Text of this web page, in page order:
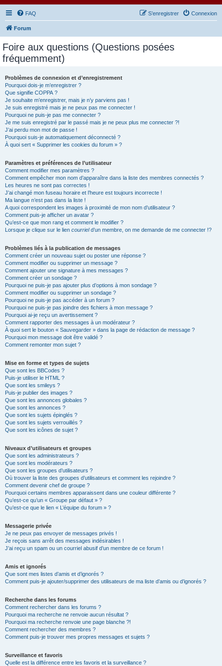
FAQ Connexion
S’enregistrer
Forum
Foire aux questions (Questions posées
fréquemment)
Problèmes de connexion et d’enregistrement
Pourquoi dois-je m’enregistrer ?
Que signifie COPPA ?
Je souhaite m’enregistrer, mais je n’y parviens pas !
Je suis enregistré mais je ne peux pas me connecter !
Pourquoi ne puis-je pas me connecter ?
Je me suis enregistré par le passé mais je ne peux plus me connecter ?!
J’ai perdu mon mot de passe !
Pourquoi suis-je automatiquement déconnecté ?
À quoi sert « Supprimer les cookies du forum » ?
Paramètres et préférences de l’utilisateur
Comment modifier mes paramètres ?
Comment empêcher mon nom d’apparaître dans la liste des membres connectés ?
Les heures ne sont pas correctes !
J’ai changé mon fuseau horaire et l’heure est toujours incorrecte !
Ma langue n’est pas dans la liste !
A quoi correspondent les images à proximité de mon nom d’utilisateur ?
Comment puis-je afficher un avatar ?
Qu’est-ce que mon rang et comment le modifier ?
Lorsque je clique sur le lien courrield’un membre, on me demande de me connecter !?
Problèmes liés à la publication de messages
Comment créer un nouveau sujet ou poster une réponse ?
Comment modifier ou supprimer un message ?
Comment ajouter une signature à mes messages ?
Comment créer un sondage ?
Pourquoi ne puis-je pas ajouter plus d’options à mon sondage ?
Comment modifier ou supprimer un sondage ?
Pourquoi ne puis-je pas accéder à un forum ?
Pourquoi ne puis-je pas joindre des fichiers à mon message ?
Pourquoi ai-je reçu un avertissement ?
Comment rapporter des messages à un modérateur ?
À quoi sert le bouton « Sauvegarder » dans la page de rédaction de message ?
Pourquoi mon message doit être validé ?
Comment remonter mon sujet ?
Mise en forme et types de sujets
Que sont les BBCodes ?
Puis-je utiliser le HTML ?
Que sont les smileys ?
Puis-je publier des images ?
Que sont les annonces globales ?
Que sont les annonces ?
Que sont les sujets épinglés ?
Que sont les sujets verrouillés ?
Que sont les icônes de sujet ?
Niveaux d’utilisateurs et groupes
Que sont les administrateurs ?
Que sont les modérateurs ?
Que sont les groupes d’utilisateurs ?
Où trouver la liste des groupes d’utilisateurs et comment les rejoindre ?
Comment devenir chef de groupe ?
Pourquoi certains membres apparaissent dans une couleur différente ?
Qu’est-ce qu’un « Groupe par défaut » ?
Qu’est-ce que le lien « L’équipe du forum » ?
Messagerie privée
Je ne peux pas envoyer de messages privés !
Je reçois sans arrêt des messages indésirables !
J’ai reçu un spam ou un courriel abusif d’un membre de ce forum !
Amis et ignorés
Que sont mes listes d’amis et d’ignorés ?
Comment puis-je ajouter/supprimer des utilisateurs de ma liste d’amis ou d’ignorés ?
Recherche dans les forums
Comment rechercher dans les forums ?
Pourquoi ma recherche ne renvoie aucun résultat ?
Pourquoi ma recherche renvoie une page blanche ?!
Comment rechercher des membres ?
Comment puis-je trouver mes propres messages et sujets ?
Surveillance et favoris
Quelle est la différence entre les favoris et la surveillance ?